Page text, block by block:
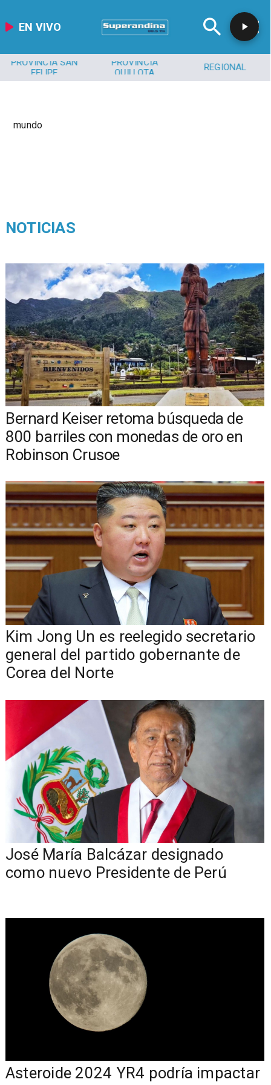
EN VIVO
PROVINCIA SAN
FELIPE
PROVINCIA
QUILLOTA
REGIONAL
mundo
NOTICIAS
Bernard Keiser retoma búsqueda de
800 barriles con monedas de oro en
Robinson Crusoe
Kim Jong Un es reelegido secretario
general del partido gobernante de
Corea del Norte
José María Balcázar designado
como nuevo Presidente de Perú
Asteroide 2024 YR4 podría impactar